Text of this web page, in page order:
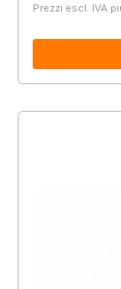
Prezzi escl. IVA